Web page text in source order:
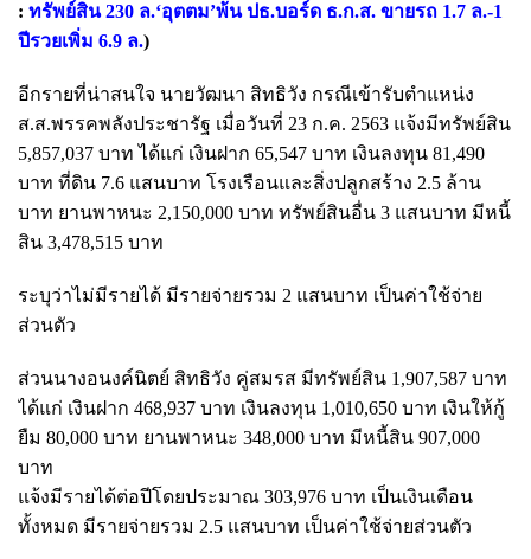
: ทรัพย์สิน 230 ล.‘อุตตม’พ้น ปธ.บอร์ด ธ.ก.ส. ขายรถ 1.7 ล.-1
ปีรวยเพิ่ม 6.9 ล.)
อีกรายที่น่าสนใจ นายวัฒนา สิทธิวัง กรณีเข้ารับตำแหน่ง
ส.ส.พรรคพลังประชารัฐ เมื่อวันที่ 23 ก.ค. 2563 แจ้งมีทรัพย์สิน
5,857,037 บาท ได้แก่ เงินฝาก 65,547 บาท เงินลงทุน 81,490
บาท ที่ดิน 7.6 แสนบาท โรงเรือนและสิ่งปลูกสร้าง 2.5 ล้าน
บาท ยานพาหนะ 2,150,000 บาท ทรัพย์สินอื่น 3 แสนบาท มีหนี้
สิน 3,478,515 บาท
ระบุว่าไม่มีรายได้ มีรายจ่ายรวม 2 แสนบาท เป็นค่าใช้จ่าย
ส่วนตัว
ส่วนนางอนงค์นิตย์ สิทธิวัง คู่สมรส มีทรัพย์สิน 1,907,587 บาท
ได้แก่ เงินฝาก 468,937 บาท เงินลงทุน 1,010,650 บาท เงินให้กู้
ยืม 80,000 บาท ยานพาหนะ 348,000 บาท มีหนี้สิน 907,000
บาท
แจ้งมีรายได้ต่อปีโดยประมาณ 303,976 บาท เป็นเงินเดือน
ทั้งหมด มีรายจ่ายรวม 2.5 แสนบาท เป็นค่าใช้จ่ายส่วนตัว